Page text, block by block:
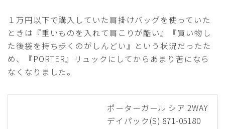
１万円以下で購入していた肩掛けバッグを使っていた
ときは『重いものを入れて肩こりが酷い』『買い物し
た後袋を持ち歩くのがしんどい』という状況だったた
め、『PORTER』リュックにしてからあまり苦になら
なくなりました。
ポーターガール シア 2WAY
デイパック(S) 871-05180